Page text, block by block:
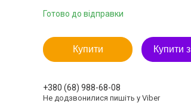
Готово до відправки
Купити Купити з
+380 (68) 988-68-08
Не додзвонилися пишіть у Viber